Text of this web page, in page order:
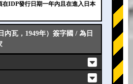
IDP發行日期一年內且在進入日本
內瓦，1949年）簽字國 / 為日